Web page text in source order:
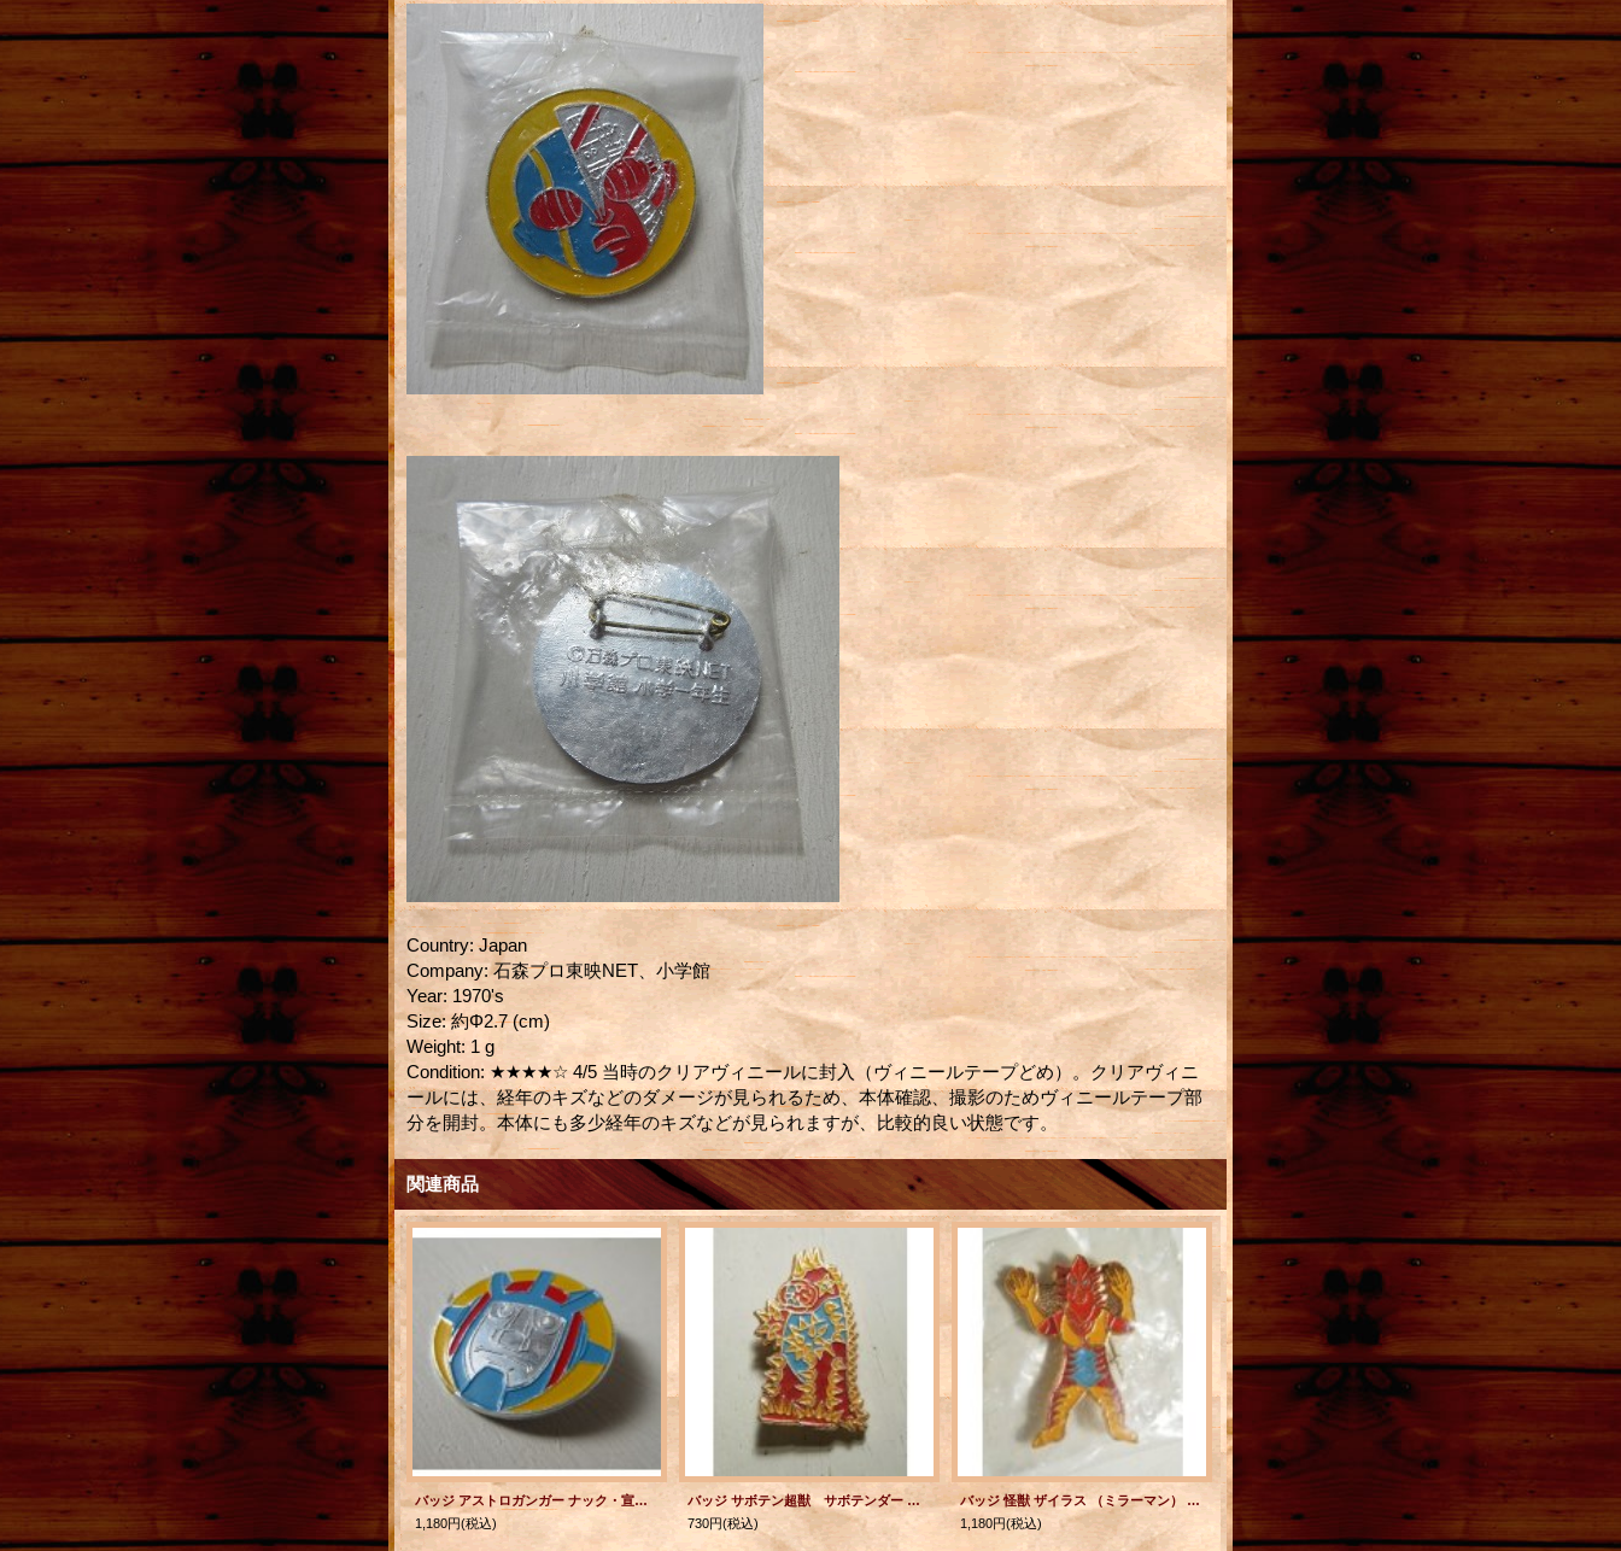
Country: Japan
Company: 石森プロ東映NET、小学館
Year: 1970's
Size: 約Φ2.7 (cm)
Weight: 1 g
Condition: ★★★★☆ 4/5 当時のクリアヴィニールに封入（ヴィニールテープどめ）。クリアヴィニ
ールには、経年のキズなどのダメージが見られるため、本体確認、撮影のためヴィニールテープ部
分を開封。本体にも多少経年のキズなどが見られますが、比較的良い状態です。
関連商品
バッジ アストロガンガー ナック・宣弘社 小学館
1,180円(税込)
バッジ サボテン超獣 サボテンダー （ウルトラマンA） 小学館 円谷プロ
730円(税込)
バッジ 怪獣 ザイラス （ミラーマン） 小学館 円谷プロ
1,180円(税込)
1,480円
(税込) (税込)